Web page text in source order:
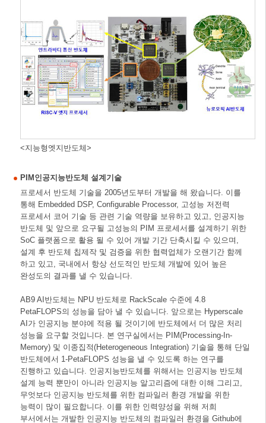
<지능형엣지반도체>
PIM인공지능반도체 설계기술
프로세서 반도체 기술을 2005년도부터 개발을 해 왔습니다. 이를
통해 Embedded DSP, Configurable Processor, 고성능 저전력
프로세서 코어 기술 등 관련 기술 역량을 보유하고 있고, 인공지능
반도체 및 앞으로 요구될 고성능의 PIM 프로세서를 설계하기 위한
SoC 플랫폼으로 활용 될 수 있어 개발 기간 단축시킬 수 있으며,
설계 후 반도체 칩제작 및 검증을 위한 협력업체가 오랜기간 함께
하고 있고, 국내에서 항상 선도적인 반도체 개발에 있어 높은
완성도의 결과를 낼 수 있습니다.
AB9 AI반도체는 NPU 반도체로 RackScale 수준에 4.8
PetaFLOPS의 성능을 담아 낼 수 있습니다. 앞으로는 Hyperscale
AI가 인공지능 분야에 적용 될 것이기에 반도체에서 더 많은 처리
성능을 요구할 것입니다. 본 연구실에서는 PIM(Processing-In-
Memory) 및 이종집적(Heterogeneous Integration) 기술을 통해 단일
반도체에서 1-PetaFLOPS 성능을 낼 수 있도록 하는 연구를
진행하고 있습니다. 인공지능반도체를 위해서는 인공지능 반도체
설계 능력 뿐만이 아니라 인공지능 알고리즘에 대한 이해 그리고,
무엇보다 인공지능 반도체를 위한 컴파일러 환경 개발을 위한
능력이 많이 필요합니다. 이를 위한 인력양성을 위해 저희
부서에서는 개발한 인공지능 반도체의 컴파일러 환경을 Github에